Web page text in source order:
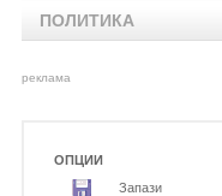
ПОЛИТИКА
реклама
ОПЦИИ
Запази